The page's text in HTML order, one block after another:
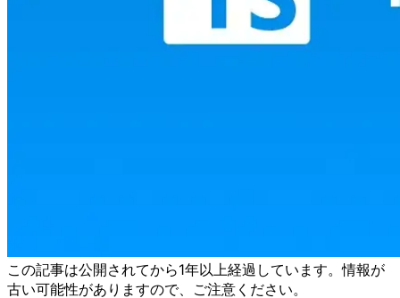
この記事は公開されてから1年以上経過しています。情報が
古い可能性がありますので、ご注意ください。